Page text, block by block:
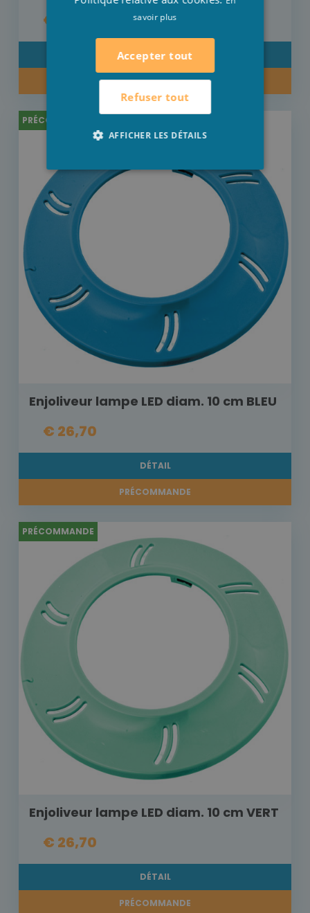
€ 26,70
DÉTAIL
ACHETER MAINTENANT
PRÉCOMMANDE
Enjoliveur lampe LED diam. 10 cm BLEU
€ 26,70
DÉTAIL
PRÉCOMMANDE
PRÉCOMMANDE
Enjoliveur lampe LED diam. 10 cm VERT
€ 26,70
DÉTAIL
PRÉCOMMANDE
savoir plus
Accepter tout
Refuser tout
AFFICHER LES DÉTAILS